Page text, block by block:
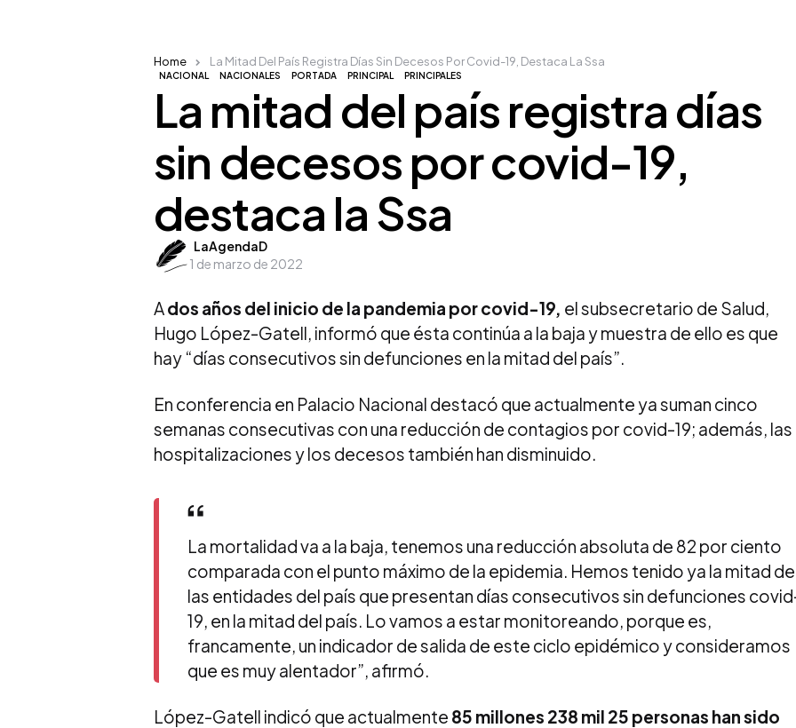
NACIONAL NACIONALES PORTADA PRINCIPAL PRINCIPALES
La mitad del país registra días
sin decesos por covid-19,
destaca la Ssa
Posted
by
LaAgendaD
1 de marzo de 2022
Home La Mitad Del País Registra Días Sin Decesos Por Covid-19, Destaca La Ssa
Ados años del inicio de la pandemia por covid-19, el subsecretario de Salud,
Hugo López-Gatell, informó que ésta continúa a la baja y muestra de ello es que
hay “días consecutivos sin defunciones en la mitad del país”.
En conferencia en Palacio Nacional destacó que actualmente ya suman cinco
semanas consecutivas con una reducción de contagios por covid-19; además, las
hospitalizaciones y los decesos también han disminuido.
La mortalidad va a la baja, tenemos una reducción absoluta de 82 por ciento
comparada con el punto máximo de la epidemia. Hemos tenido ya la mitad de
las entidades del país que presentan días consecutivos sin defunciones
19, en la mitad del país. Lo vamos a estar monitoreando, porque es,
francamente, un indicador de salida de este ciclo epidémico y consideramos
que es muy alentador”, afirmó.
López-Gatell indicó que actualmente 85 millones 238 mil 25 personas han sido